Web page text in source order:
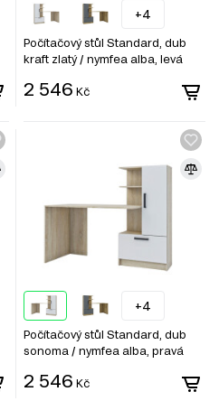
+4
Počítačový stůl Standard, dub
kraft zlatý / nymfea alba, levá
2 546 Kč
+4
Počítačový stůl Standard, dub
sonoma / nymfea alba, pravá
2 546 Kč